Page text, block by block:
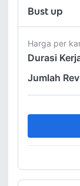
Bust up
Harga per
Durasi
Jumlah